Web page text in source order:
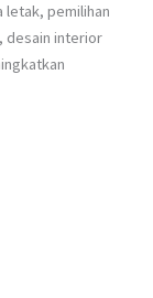
letak, pemilihan
desain interior